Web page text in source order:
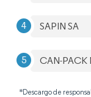
SAPIN SA
CAN-PACK
*Descargo de